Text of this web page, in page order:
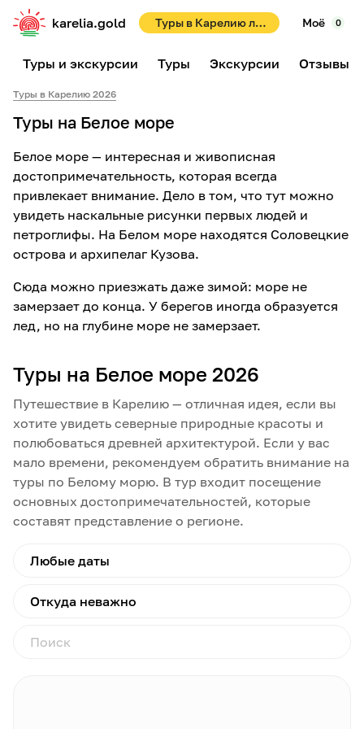
karelia.gold Туры в Карелию летом 2026! Раннее бронирование со скидками до 10%! Моё 0
Туры и экскурсии Туры Экскурсии Отзывы
Туры в Карелию 2026
Туры на Белое море
Белое море — интересная и живописная
достопримечательность, которая всегда
привлекает внимание. Дело в том, что тут можно
увидеть наскальные рисунки первых людей и
петроглифы. На Белом море находятся Соловецкие
острова и архипелаг Кузова.
Сюда можно приезжать даже зимой: море не
замерзает до конца. У берегов иногда образуется
лед, но на глубине море не замерзает.
Туры на Белое море 2026
Путешествие в Карелию — отличная идея, если вы
хотите увидеть северные природные красоты и
полюбоваться древней архитектурой. Если у вас
мало времени, рекомендуем обратить внимание на
туры по Белому морю. В тур входит посещение
основных достопримечательностей, которые
составят представление о регионе.
Любые даты
Откуда неважно